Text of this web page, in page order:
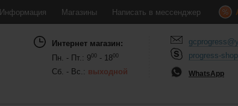
Информация Магазины Написать в мессенджер
Интернет магазин:
Пн. - Пт.: 900 - 1800
Сб. - Вс.: выходной
progress-shop
WhatsApp